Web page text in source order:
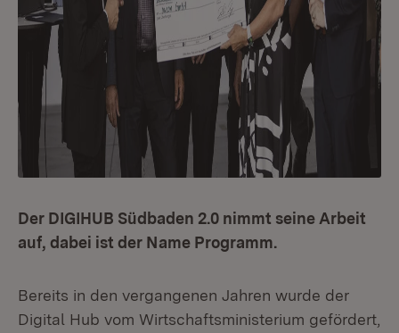
Der DIGIHUB Südbaden 2.0 nimmt seine Arbeit
auf, dabei ist der Name Programm.
Bereits in den vergangenen Jahren wurde der
Digital Hub vom Wirtschaftsministerium gefördert,